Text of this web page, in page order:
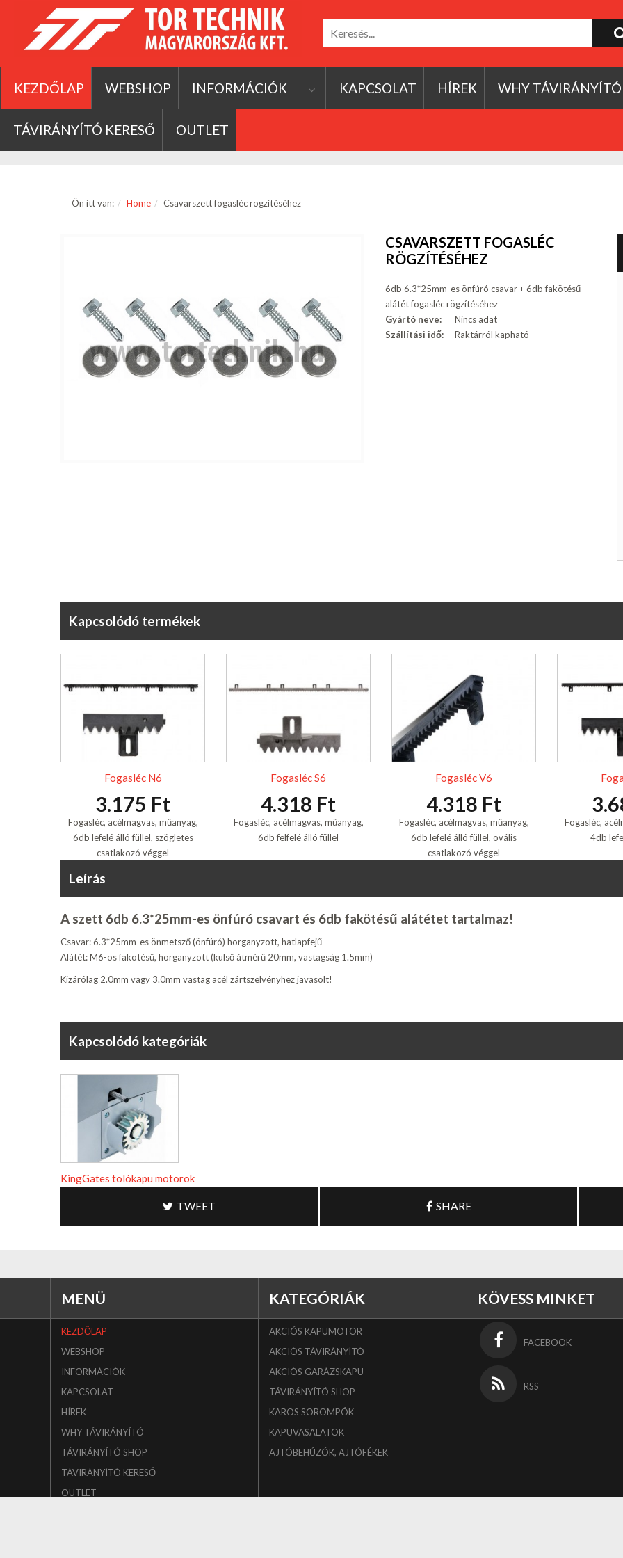
KEZDŐLAP WEBSHOP INFORMÁCIÓK KAPCSOLAT HÍREK WHY TÁVIRÁNYÍTÓ
TÁVIRÁNYÍTÓ KERESŐ OUTLET
Ön itt van: Home Csavarszett fogasléc rögzítéséhez
CSAVARSZETT FOGASLÉC
RÖGZÍTÉSÉHEZ
6db 6.3*25mm-es önfúró csavar + 6db fakötésű
alátét fogasléc rögzítéséhez
Gyártó neve:
Nincs adat
Szállítási idő:
Raktárról kapható
Kapcsolódó termékek
Fogasléc N6
3.175 Ft
Fogasléc, acélmagvas, műanyag,
6db lefelé álló füllel, szögletes
csatlakozó véggel
Fogasléc S6
4.318 Ft
Fogasléc, acélmagvas, műanyag,
6db felfelé álló füllel
Fogasléc V6
4.318 Ft
Fogasléc, acélmagvas, műanyag,
6db lefelé álló füllel, ovális
csatlakozó véggel
Fogasléc,
4db
Leírás
A szett 6db 6.3*25mm-es önfúró csavart és 6db fakötésű alátétet tartalmaz!
Csavar: 6.3*25mm-es önmetsző (önfúró) horganyzott, hatlapfejű
Alátét: M6-os fakötésű, horganyzott (külső átmérű 20mm, vastagság 1.5mm)
Kizárólag 2.0mm vagy 3.0mm vastag acél zártszelvényhez javasolt!
Kapcsolódó kategóriák
KingGates tolókapu motorok
TWEET SHARE
MENÜ
KEZDŐLAP
WEBSHOP
INFORMÁCIÓK
KAPCSOLAT
HÍREK
WHY TÁVIRÁNYÍTÓ
TÁVIRÁNYÍTÓ SHOP
TÁVIRÁNYÍTÓ KERESŐ
OUTLET
KATEGÓRIÁK
AKCIÓS KAPUMOTOR
AKCIÓS TÁVIRÁNYÍTÓ
AKCIÓS GARÁZSKAPU
TÁVIRÁNYÍTÓ SHOP
KAROS SOROMPÓK
KAPUVASALATOK
AJTÓBEHÚZÓK, AJTÓFÉKEK
KÖVESS MINKET
FACEBOOK
RSS